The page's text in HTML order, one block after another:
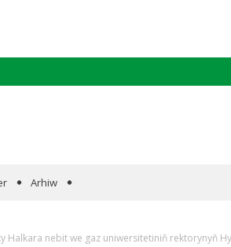
Arhiw
Halkara nebit we gaz uniwersitetiniň rektorynyň